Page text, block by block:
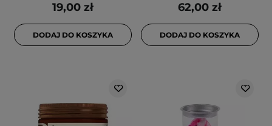
19,00 zł
DODAJ DO KOSZYKA
62,00 zł
DODAJ DO KOSZYKA